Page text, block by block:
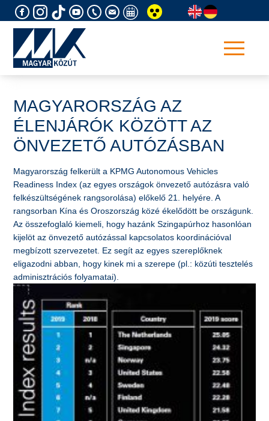
to
MAGYARORSZÁG AZ
ÉLENJÁRÓK KÖZÖTT AZ
ÖNVEZETŐ AUTÓZÁSBAN
Magyarország felkerült a KPMG Autonomous Vehicles
Readiness Index (az egyes országok önvezető autózásra való
felkészültségének rangsorolása) előkelő 21. helyére. A
rangsorban Kína és Oroszország közé ékelődött be országunk.
Az összefoglaló kiemeli, hogy hazánk Szingapúrhoz hasonlóan
kijelöt az önvezető autózással kapcsolatos koordinációval
megbízott szervezetet. Ez segít az egyes szereplőknek
eligazodni abban, hogy kinek mi a szerepe (pl.: közúti tesztelés
adminisztrációs folyamatai).